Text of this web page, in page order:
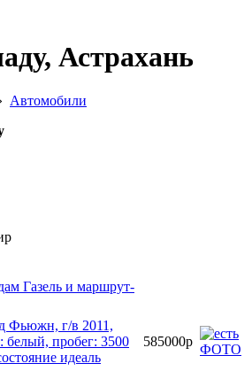
Астрахань
Автомобили
Газель и маршрут-
Фьюжн, г/в 2011,
белый, пробег: 3500
идеаль
585000р